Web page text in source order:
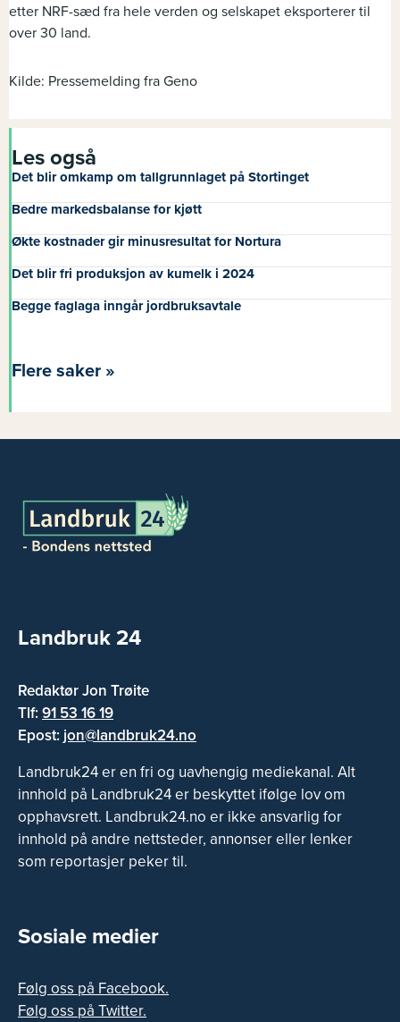
etter NRF-sæd fra hele verden og selskapet eksporterer til
over 30 land.
Kilde: Pressemelding fra Geno
Les også
Det blir omkamp om tallgrunnlaget på Stortinget
Bedre markedsbalanse for kjøtt
Økte kostnader gir minusresultat for Nortura
Det blir fri produksjon av kumelk i 2024
Begge faglaga inngår jordbruksavtale
Flere saker »
Landbruk 24
Redaktør Jon Trøite
Tlf:91 53 16 19
Epost: jon@landbruk24.no
Landbruk24 er en fri og uavhengig mediekanal. Alt
innhold på Landbruk24 er beskyttet ifølge lov om
opphavsrett. Landbruk24.no er ikke ansvarlig for
innhold på andre nettsteder, annonser eller lenker
som reportasjer peker til.
Sosiale medier
Følg oss på Facebook.
Følg oss på Twitter.